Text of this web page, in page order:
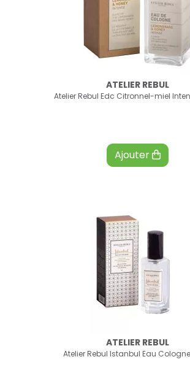
ATELIER REBUL
Atelier Rebul Edc Citronnel-miel
Ajouter
ATELIER REBUL
Atelier Rebul Istanbul Eau